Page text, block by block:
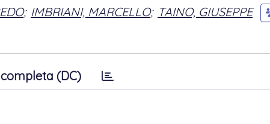
; IMBRIANI, MARCELLO; TAINO, GIUSEPPE
(DC)